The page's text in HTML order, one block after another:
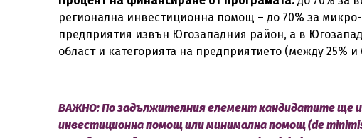
регионална инвестиционна помощ – до 70% за
предприятия извън Югозападния район, а в
област и категорията на предприятието (между 25% и
ВАЖНО:По задължителния елемент кандидатите ще
инвестиционна помощ или минимална помощ (de